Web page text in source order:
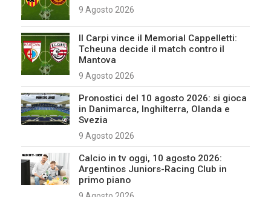
9 Agosto 2026
Il Carpi vince il Memorial Cappelletti:
Tcheuna decide il match contro il
Mantova
9 Agosto 2026
Pronostici del 10 agosto 2026: si gioca
in Danimarca, Inghilterra, Olanda e
Svezia
9 Agosto 2026
Calcio in tv oggi, 10 agosto 2026:
Argentinos Juniors-Racing Club in
primo piano